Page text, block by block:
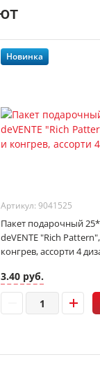
Новинка
Артикул: 9041525
Пакет подарочный
deVENTE "Rich
конгрев, ассорти 4
3.40 руб.